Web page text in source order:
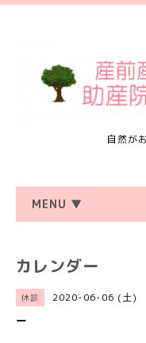
自然が
MENU ▼
カレンダー
休診 2020-06-06 (土)
ー